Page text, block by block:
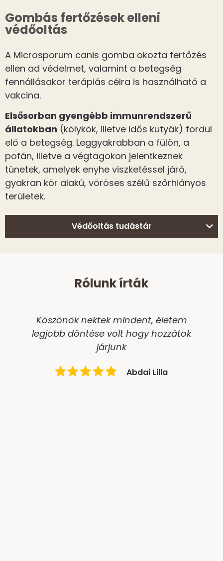
Gombás fertőzések elleni
védőoltás
A Microsporum canis gomba okozta fertőzés
ellen ad védelmet, valamint a betegség
fennállásakor terápiás célra is használható a
vakcina.
Elsősorban gyengébb immunrendszerű
állatokban (kölykök, illetve idős kutyák) fordul
elő a betegség. Leggyakrabban a fülön, a
pofán, illetve a végtagokon jelentkeznek
tünetek, amelyek enyhe viszketéssel járó,
gyakran kör alakú, vöröses szélű szőrhiányos
területek.
Védőoltás tudástár
Rólunk írták
Köszönök nektek mindent, életem
legjobb döntése volt hogy hozzátok
járjunk
Abdai Lilla